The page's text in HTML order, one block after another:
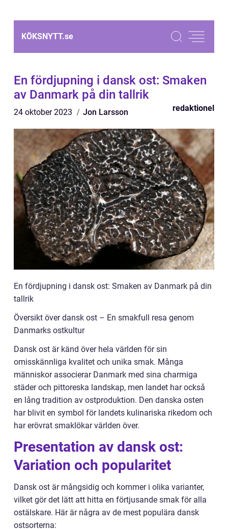
KÖKSNYTT.se
En fördjupning i dansk ost: Smaken
av Danmark på din tallrik
24 oktober 2023 Jon Larsson redaktionel
En fördjupning i dansk ost: Smaken av Danmark på din
tallrik
Översikt över dansk ost – En smakfull resa genom
Danmarks ostkultur
Dansk ost är känd över hela världen för sin
omisskännliga kvalitet och unika smak. Många
människor associerar Danmark med sina charmiga
städer och pittoreska landskap, men landet har också
en lång tradition av ostproduktion. Den danska osten
har blivit en symbol för landets kulinariska rikedom och
har erövrat smaklökar världen över.
Presentation av dansk ost:
Variation och popularitet
Dansk ost är mångsidig och kommer i olika varianter,
vilket gör det lätt att hitta en förtjusande smak för alla
ostälskare. Här är några av de mest populära dansk
ostsorterna: